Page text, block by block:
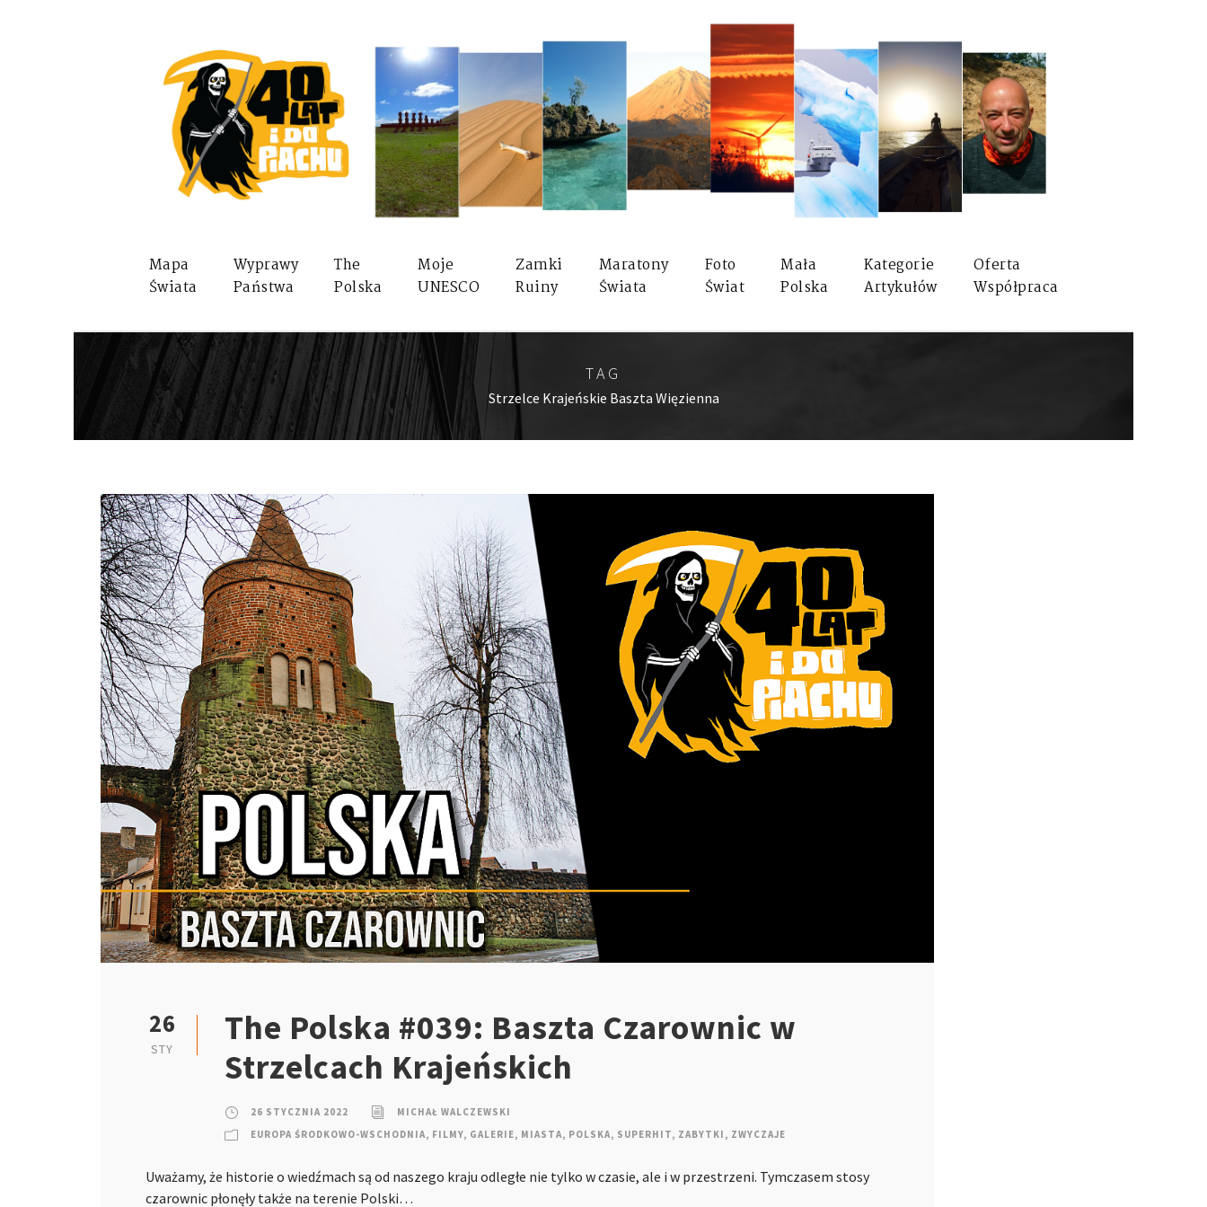
Mapa
Świata
Wyprawy
Państwa
The
Polska
Moje
UNESCO
Zamki
Ruiny
Maratony
Świata
Foto
Świat
Mała
Polska
Kategorie
Artykułów
Oferta
Współpraca
TAG
Strzelce Krajeńskie Baszta Więzienna
26
STY
The Polska #039: Baszta Czarownic w
Strzelcach Krajeńskich
26 STYCZNIA 2022
MICHAŁ WALCZEWSKI
EUROPA ŚRODKOWO-WSCHODNIA, FILMY, GALERIE, MIASTA, POLSKA, SUPERHIT, ZABYTKI , ZWYCZAJE
Uważamy, że historie o wiedźmach są od naszego kraju odległe nie tylko w czasie, ale i w przestrzeni. Tymczasem stosy
czarownic płonęły także na terenie Polski…